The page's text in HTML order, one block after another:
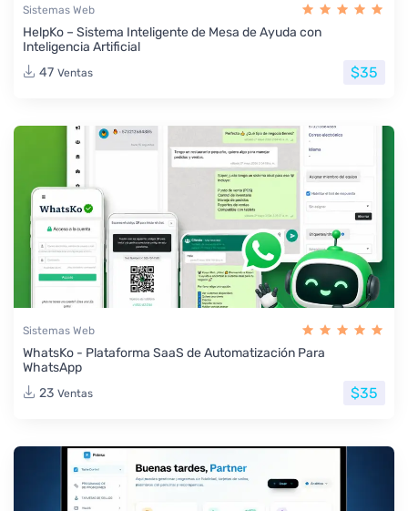
Sistemas Web
HelpKo – Sistema Inteligente de Mesa de Ayuda con
Inteligencia Artificial
47 Ventas $35
Sistemas Web
WhatsKo - Plataforma SaaS de Automatización Para
WhatsApp
23 Ventas $35